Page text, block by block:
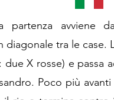
partenza avviene
diagonale tra le case.
due X rosse) e passa
Poco più